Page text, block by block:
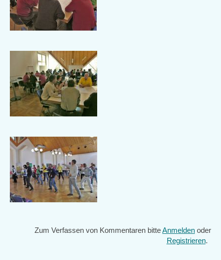
Zum Verfassen von Kommentaren bitteAnmelden oder
Registrieren.